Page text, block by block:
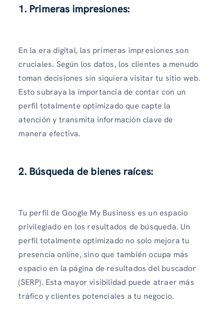
1. Primeras impresiones:
En la era digital, las primeras impresiones son
cruciales. Según los datos, los clientes a menudo
toman decisiones sin siquiera visitar tu sitio web.
Esto subraya la importancia de contar con un
perfil totalmente optimizado que capte la
atención y transmita información clave de
manera efectiva.
2. Búsqueda de bienes raíces:
Tu perfil de Google My Business es un espacio
privilegiado en los resultados de búsqueda. Un
perfil totalmente optimizado no solo mejora tu
presencia online, sino que también ocupa más
espacio en la página de resultados del buscador
(SERP). Esta mayor visibilidad puede atraer más
tráfico y clientes potenciales a tu negocio.